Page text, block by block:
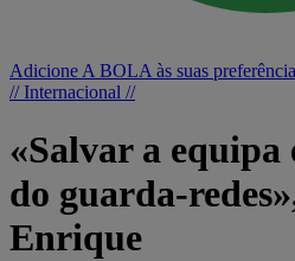
Adicione A BOLA às suas
// Internacional //
«Salvar a equipa
do guarda-
Enrique